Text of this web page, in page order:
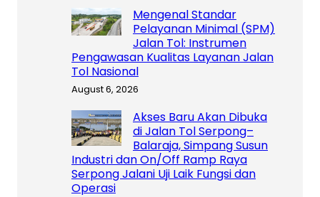
Mengenal Standar
Pelayanan Minimal (SPM)
Jalan Tol: Instrumen
Pengawasan Kualitas Layanan Jalan
Tol Nasional
August 6, 2026
Akses Baru Akan Dibuka
di Jalan Tol Serpong–
Balaraja, Simpang Susun
Industri dan On/Off Ramp Raya
Serpong Jalani Uji Laik Fungsi dan
Operasi